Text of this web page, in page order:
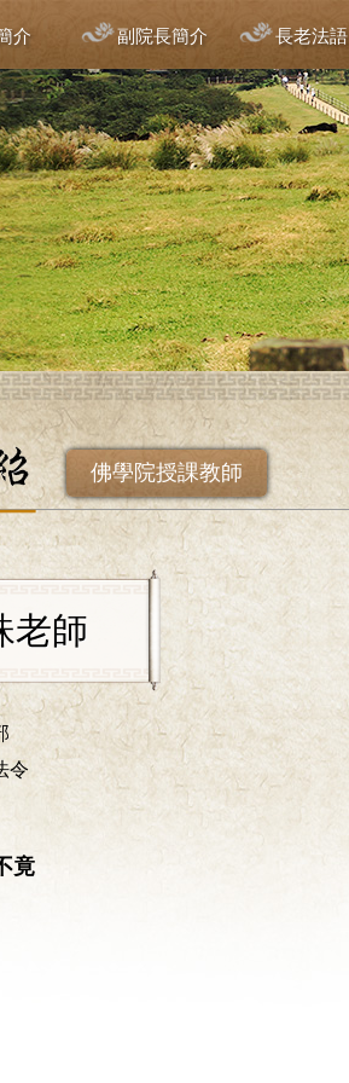
介 副院長簡介 長老法語
佛學院授課教師
老師
令
竟